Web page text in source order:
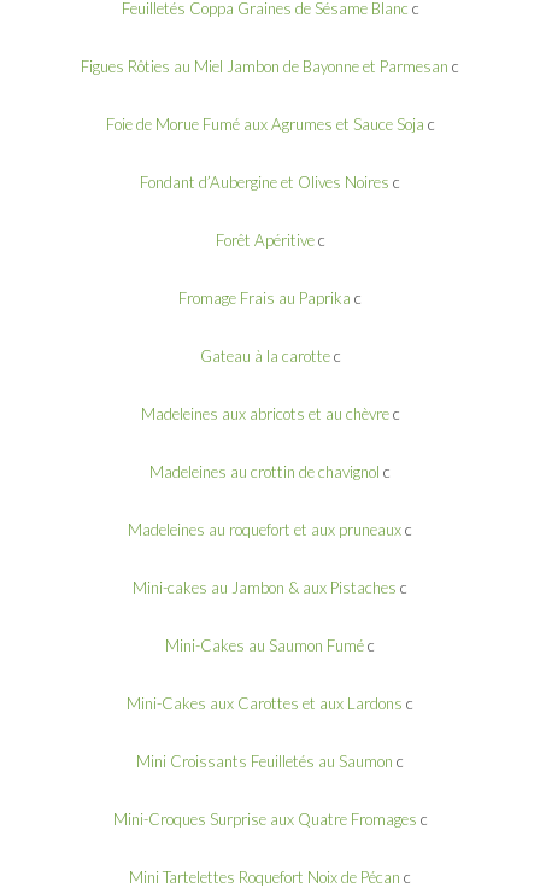
Feuilletés Coppa Graines de Sésame Blanc c
Figues Rôties au Miel Jambon de Bayonne et Parmesan c
Foie de Morue Fumé aux Agrumes et Sauce Soja c
Fondant d’Aubergine et Olives Noires c
Forêt Apéritivec
Fromage Frais au Paprika c
Gateau à la carottec
Madeleines aux abricots et au chèvrec
Madeleines au crottin de chavignol c
Madeleines au roquefort et aux pruneauxc
Mini-cakes au Jambon & aux Pistaches c
Mini-Cakes au Saumon Fuméc
Mini-Cakes aux Carottes et aux Lardons c
Mini Croissants Feuilletés au Saumon c
Mini-Croques Surprise aux Quatre Fromages c
Mini Tartelettes Roquefort Noix de Pécan c